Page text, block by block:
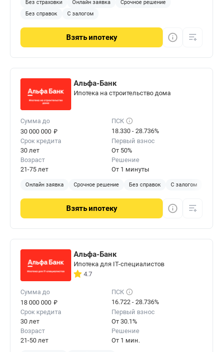
Без страховки Онлайн заявка
Срочное решение
Без справок
С залогом
Взятьипотеку
Альфа-Банк
Ипотека на строительство дома
Сумма до
30 000 000 ₽
ПСК
18.330 - 28.736%
Срок кредита
30 лет
Первый взнос
От 50%
Возраст
21-75 лет
Решение
От 1 минуты
Онлайн заявка Срочное решение Без справок С залогом
Взятьипотеку
Альфа-Банк
Ипотека для IT-специалистов
4.7
Сумма до
18 000 000 ₽
ПСК
16.722 - 28.736%
Срок кредита
30 лет
Первый взнос
От 30.1%
Возраст
21-50 лет
Решение
От 1 мин.